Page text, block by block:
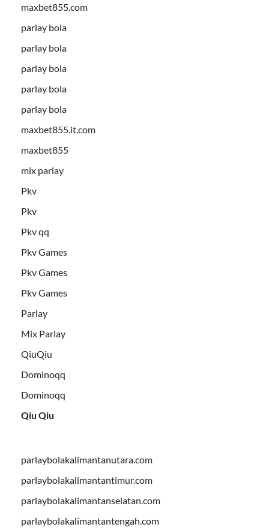
maxbet855.com
parlay bola
parlay bola
parlay bola
parlay bola
parlay bola
maxbet855.it.com
maxbet855
mix parlay
Pkv
Pkv
Pkv qq
Pkv Games
Pkv Games
Pkv Games
Parlay
Mix Parlay
QiuQiu
Dominoqq
Dominoqq
Qiu Qiu
parlaybolakalimantanutara.com
parlaybolakalimantantimur.com
parlaybolakalimantanselatan.com
parlaybolakalimantantengah.com